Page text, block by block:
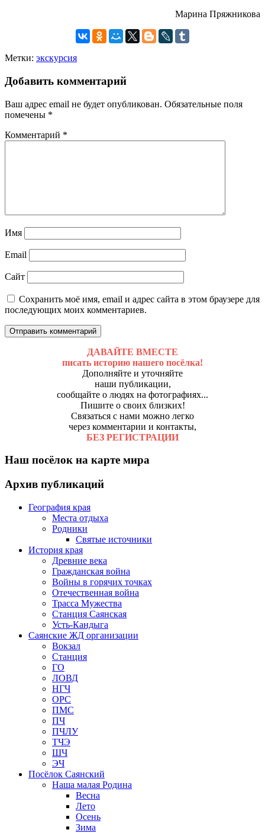
Марина Пряжникова
Метки: экскурсия
Добавить комментарий
Ваш адрес email не будет опубликован. Обязательные поля
помечены *
Комментарий *
Имя
Email
Сайт
Сохранить моё имя, email и адрес сайта в этом браузере для
последующих моих комментариев.
ДАВАЙТЕ ВМЕСТЕ
писать историю нашего посёлка!
Дополняйте и уточняйте
наши публикации,
сообщайте о людях на фотографиях...
Пишите о своих близких!
Связаться с нами можно легко
через комментарии и контакты,
БЕЗ РЕГИСТРАЦИИ
Наш посёлок на карте мира
Архив публикаций
География края
Места отдыха
Родники
Святые источники
История края
Древние века
Гражданская война
Войны в горячих точках
Отечественная война
Трасса Мужества
Станция Саянская
Усть-Кандыга
Саянские ЖД организации
Вокзал
Станция
ГО
ЛОВД
НГЧ
ОРС
ПМС
ПЧ
ПЧЛУ
ТЧЭ
ШЧ
ЭЧ
Посёлок Саянский
Наша малая Родина
Весна
Лето
Осень
Зима